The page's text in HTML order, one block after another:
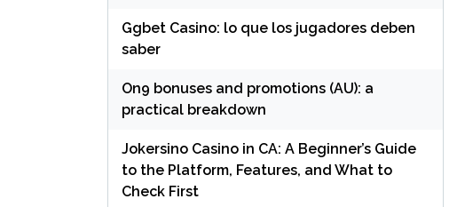
Ggbet Casino: lo que los jugadores deben
saber
On9 bonuses and promotions (AU): a
practical breakdown
Jokersino Casino in CA: A Beginner’s Guide
to the Platform, Features, and What to
Check First